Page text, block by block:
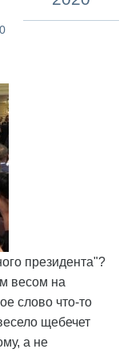
президента"?
весом на
слово что-то
щебечет
а не